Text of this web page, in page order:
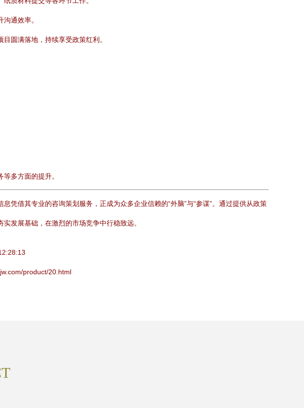
通效率。
圆满落地，持续享受政策红利。
多方面的提升。
凭借其专业的咨询策划服务，正成为众多企业信赖的“外脑”与“参谋”。通过提供从政策
发展基础，在激烈的市场竞争中行稳致远。
product/20.html